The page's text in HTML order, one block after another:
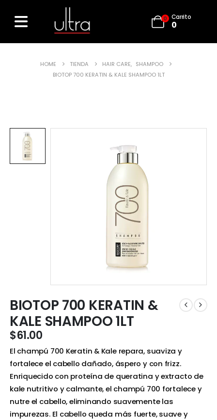
0 Carrito
0
HOME TIENDA HAIR CARE, SHAMPOO
BIOTOP 700 KERATIN & KALE SHAMPOO 1LT
BIOTOP 700 KERATIN &
KALE SHAMPOO 1LT
$61.00
El champú 700 Keratin & Kale repara, suaviza y
fortalece el cabello dañado, áspero y con frizz.
Enriquecido con proteína de queratina y extracto de
kale nutritivo y calmante, el champú 700 fortalece y
nutre el cabello, eliminando suavemente las
impurezas. El cabello queda más fuerte, suave y